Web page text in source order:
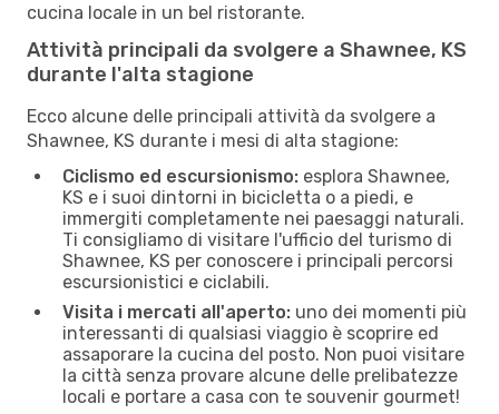
cucina locale in un bel ristorante.
Attività principali da svolgere a Shawnee, KS
durante l'alta stagione
Ecco alcune delle principali attività da svolgere a
Shawnee, KS durante i mesi di alta stagione:
Ciclismo ed escursionismo: esplora Shawnee,
KS e i suoi dintorni in bicicletta o a piedi, e
immergiti completamente nei paesaggi naturali.
Ti consigliamo di visitare l'ufficio del turismo di
Shawnee, KS per conoscere i principali percorsi
escursionistici e ciclabili.
Visita i mercati all'aperto: uno dei momenti più
interessanti di qualsiasi viaggio è scoprire ed
assaporare la cucina del posto. Non puoi visitare
la città senza provare alcune delle prelibatezze
locali e portare a casa con te souvenir gourmet!